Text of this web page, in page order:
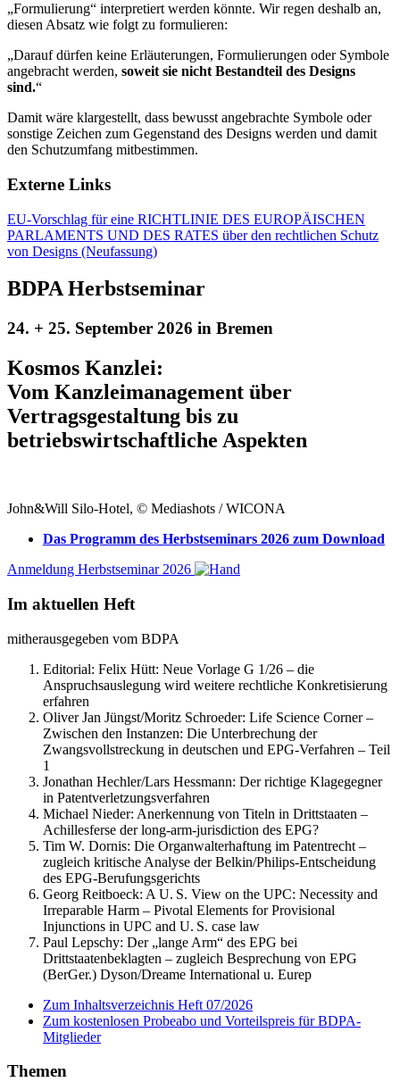
„Formulierung“ interpretiert werden könnte. Wir regen deshalb an,
diesen Absatz wie folgt zu formulieren:
„Darauf dürfen keine Erläuterungen, Formulierungen oder Symbole
angebracht werden, soweit sie nicht Bestandteil des Designs
sind.“
Damit wäre klargestellt, dass bewusst angebrachte Symbole oder
sonstige Zeichen zum Gegenstand des Designs werden und damit
den Schutzumfang mitbestimmen.
Externe Links
EU-Vorschlag für eine RICHTLINIE DES EUROPÄISCHEN
PARLAMENTS UND DES RATES über den rechtlichen Schutz
von Designs (Neufassung)
BDPA Herbstseminar
24. + 25. September 2026 in Bremen
Kosmos Kanzlei:
Vom Kanzleimanagement über
Vertragsgestaltung bis zu
betriebswirtschaftliche Aspekten
John&Will Silo-Hotel, © Mediashots / WICONA
Das Programm des Herbstseminars 2026 zum Download
Anmeldung Herbstseminar 2026
Im aktuellen Heft
mitherausgegeben vom BDPA
Editorial: Felix Hütt: Neue Vorlage G 1/26 – die
Anspruchsauslegung wird weitere rechtliche Konkretisierung
erfahren
Oliver Jan Jüngst/Moritz Schroeder: Life Science Corner –
Zwischen den Instanzen: Die Unterbrechung der
Zwangsvollstreckung in deutschen und EPG-Verfahren – Teil
1
Jonathan Hechler/Lars Hessmann: Der richtige Klagegegner
in Patentverletzungsverfahren
Michael Nieder: Anerkennung von Titeln in Drittstaaten –
Achillesferse der long-arm-jurisdiction des EPG?
Tim W. Dornis: Die Organwalterhaftung im Patentrecht –
zugleich kritische Analyse der Belkin/Philips-Entscheidung
des EPG-Berufungsgerichts
Georg Reitboeck: A U. S. View on the UPC: Necessity and
Irreparable Harm – Pivotal Elements for Provisional
Injunctions in UPC and U. S. case law
Paul Lepschy: Der „lange Arm“ des EPG bei
Drittstaatenbeklagten – zugleich Besprechung von EPG
(BerGer.) Dyson/Dreame International u. Eurep
Zum Inhaltsverzeichnis Heft 07/2026
Zum kostenlosen Probeabo und Vorteilspreis für BDPA-
Mitglieder
Themen